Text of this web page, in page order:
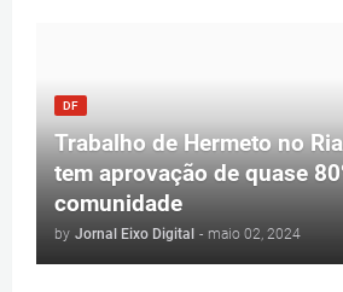
DF
Trabalho de Hermeto no
tem aprovação de quase
comunidade
by Jornal Eixo Digital - maio 02, 2024